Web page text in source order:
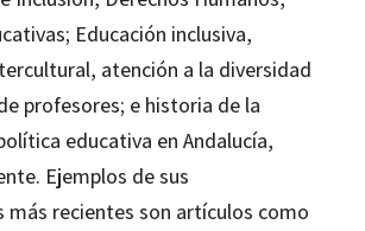
Educación inclusiva,
atención a la diversidad
profesores; e historia de la
educativa en Andalucía,
Ejemplos de sus
más recientes son artículos como